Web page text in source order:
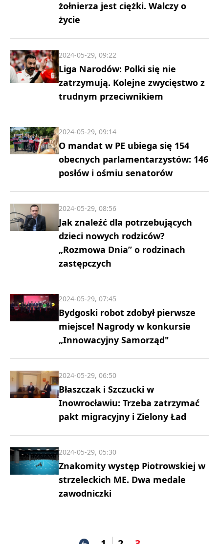
żołnierza jest ciężki. Walczy o
życie
Liga Narodów: Polki się nie
zatrzymują. Kolejne zwycięstwo z
trudnym przeciwnikiem
2024-05-29, 09:22
O mandat w PE ubiega się 154
obecnych parlamentarzystów: 146
posłów i ośmiu senatorów
2024-05-29, 09:14
Jak znaleźć dla potrzebujących
dzieci nowych rodziców?
„Rozmowa Dnia” o rodzinach
zastępczych
2024-05-29, 08:56
Bydgoski robot zdobył pierwsze
miejsce! Nagrody w konkursie
„Innowacyjny Samorząd"
2024-05-29, 07:45
Błaszczak i Szczucki w
Inowrocławiu: Trzeba zatrzymać
pakt migracyjny i Zielony Ład
2024-05-29, 06:50
Znakomity występ Piotrowskiej w
strzeleckich ME. Dwa medale
zawodniczki
2024-05-29, 05:30